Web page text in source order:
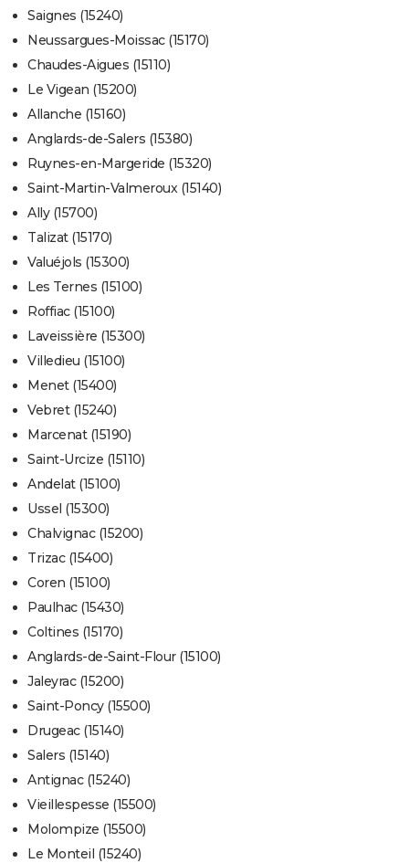
Saignes (15240)
Neussargues-Moissac (15170)
Chaudes-Aigues (15110)
Le Vigean (15200)
Allanche (15160)
Anglards-de-Salers (15380)
Ruynes-en-Margeride (15320)
Saint-Martin-Valmeroux (15140)
Ally (15700)
Talizat (15170)
Valuéjols (15300)
Les Ternes (15100)
Roffiac (15100)
Laveissière (15300)
Villedieu (15100)
Menet (15400)
Vebret (15240)
Marcenat (15190)
Saint-Urcize (15110)
Andelat (15100)
Ussel (15300)
Chalvignac (15200)
Trizac (15400)
Coren (15100)
Paulhac (15430)
Coltines (15170)
Anglards-de-Saint-Flour (15100)
Jaleyrac (15200)
Saint-Poncy (15500)
Drugeac (15140)
Salers (15140)
Antignac (15240)
Vieillespesse (15500)
Molompize (15500)
Le Monteil (15240)